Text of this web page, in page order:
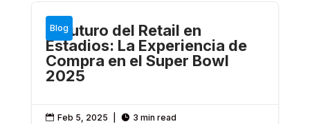
Blog
El Futuro del Retail en
Estadios: La Experiencia de
Compra en el Super Bowl
2025
 Feb 5, 2025  3 min read